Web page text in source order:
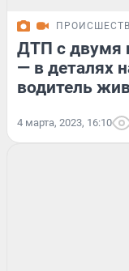
ДТП с двумя
— в деталях
водитель
4 марта, 2023, 16:10